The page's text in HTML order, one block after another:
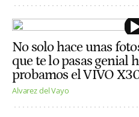
No solo hace unas
que te lo pasas genial
probamos el VIVO
Alvarez del Vayo